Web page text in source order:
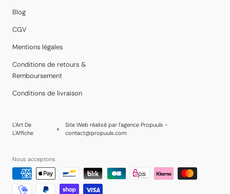
Blog
CGV
Mentions légales
Conditions de retours &
Remboursement
Conditions de livraison
L'Art De
L'Affiche
Site Web réalisé par l'agence Propuuls -
contact@propuuls.com
Nous acceptons